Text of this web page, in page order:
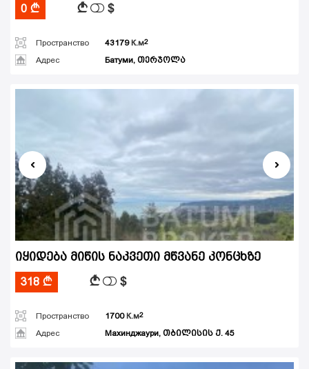
0 A A $
Пространство 43179 К.м
Адрес
Батуми, თერჯოლა
იყიდება მიწის ნაკვეთი მწვანე კონცხზე
318 A A $
Пространство 1700 К.м
Адрес
Махинджаури, თბილისის ქ. 45